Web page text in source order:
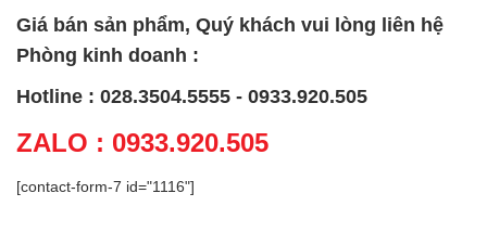
Giá bán sản phẩm, Quý khách vui lòng liên hệ
Phòng kinh doanh :
Hotline : 028.3504.5555 - 0933.920.505
ZALO : 0933.920.505
[contact-form-7 id="1116"]